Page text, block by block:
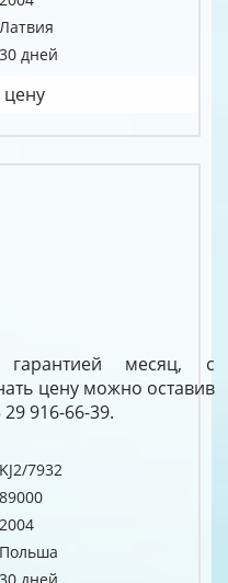
Латвия
30 дней
цену
месяц, с
цену можно оставив
916-66-39.
KJ2/7932
89000
2004
Польша